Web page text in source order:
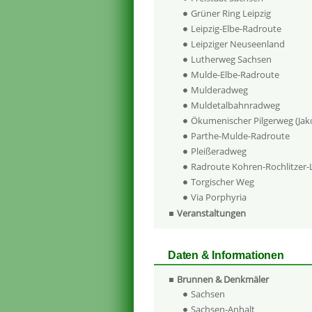
Grüner Ring Leipzig
Leipzig-Elbe-Radroute
Leipziger Neuseenland
Lutherweg Sachsen
Mulde-Elbe-Radroute
Mulderadweg
Muldetalbahnradweg
Ökumenischer Pilgerweg
Parthe-Mulde-Radroute
Pleißeradweg
Radroute Kohren-Rochlitzer-
Torgischer Weg
Via Porphyria
Veranstaltungen
Daten & Informationen
Brunnen & Denkmäler
Sachsen
Sachsen-Anhalt